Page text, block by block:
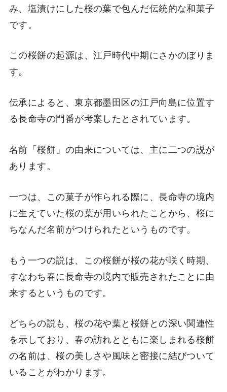
み、塩漬けにした桜の葉で包んだ伝統的な和菓子
です。
この桜餅の起源は、江戸時代中期にさかのぼりま
す。
伝承によると、東京都墨田区の江戸向島に位置す
る長命寺の門番が考案したとされています。
名前「桜餅」の由来については、主に二つの説が
あります。
一つは、この菓子が作られる際に、長命寺の境内
に生えていた桜の葉が用いられたことから、桜に
ちなんだ名前がつけられたというものです。
もう一つの説は、この桜餅が桜の花が咲く時期、
すなわち春に長命寺の境内で販売されたことに由
来するというものです。
どちらの説も、桜の花や葉と桜餅との深い関連性
を示しており、春の訪れとともに楽しまれる桜餅
の名前は、桜の美しさや風味と密接に結びついて
いることがわかります。